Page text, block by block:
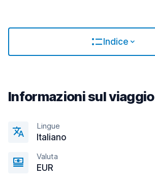
Indice
Informazioni sul viaggio
Lingue
Italiano
Valuta
EUR